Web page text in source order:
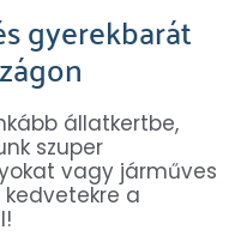
gyerekbarát
állatkertbe,
szuper
vagy járműves
a